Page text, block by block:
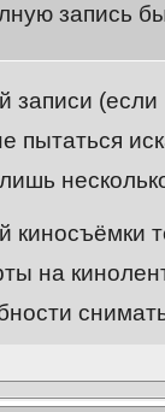
запись
записи
пытаться
киносъёмки
на